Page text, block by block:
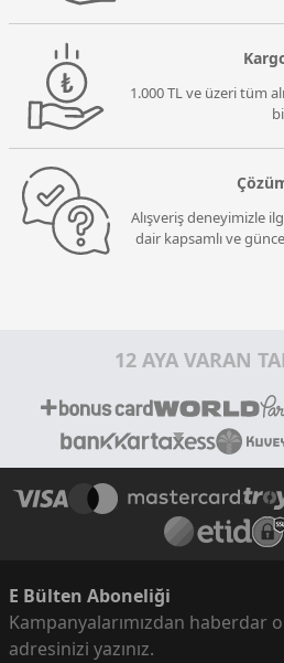
1.000 TL ve üzeri tüm
Alışveriş deneyimizle
dair kapsamlı ve
12 AYA VARAN
E Bülten Aboneliği
Kampanyalarımızdan haberdar
adresinizi yazınız.